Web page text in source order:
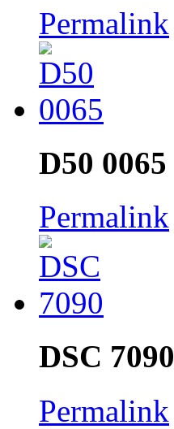
Permalink
D50 0065
Permalink
DSC 7090
Permalink